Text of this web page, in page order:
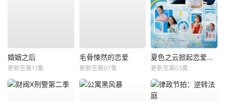
婚姻之后
更新至第11集
毛骨悚然的恋爱
更新至第07集
夏色之云掀起恋爱与风暴
更新至第05集